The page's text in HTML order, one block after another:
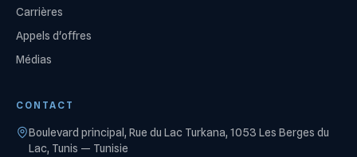
Carrières
Appels d'offres
Médias
CONTACT
Boulevard principal, Rue du Lac Turkana, 1053 Les Berges du
Lac, Tunis — Tunisie